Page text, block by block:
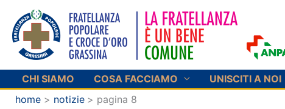
contenuto
CHI SIAMO COSA FACCIAMO UNISCITI A NOI
home notizie pagina 8